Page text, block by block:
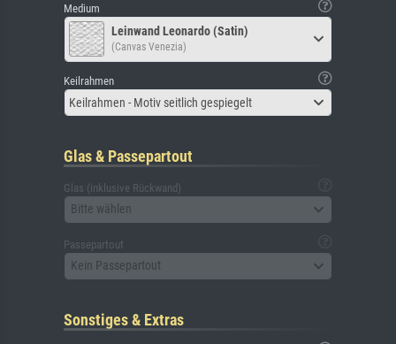
Medium
Leinwand Leonardo (Satin)
(Canvas Venezia)
Keilrahmen
Keilrahmen - Motiv seitlich gespiegelt
Glas & Passepartout
Glas (inklusive Rückwand)
Bitte wählen
Passepartout
Kein Passepartout
Sonstiges & Extras